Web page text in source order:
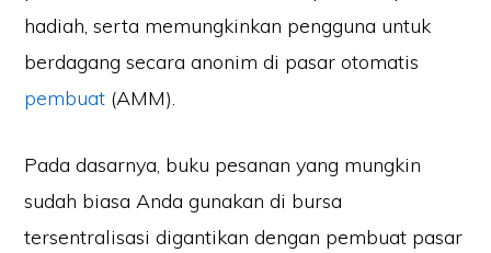
hadiah, serta memungkinkan pengguna untuk
berdagang secara anonim di pasar otomatis
pembuat (AMM).
Pada dasarnya, buku pesanan yang mungkin
sudah biasa Anda gunakan di bursa
tersentralisasi digantikan dengan pembuat pasar